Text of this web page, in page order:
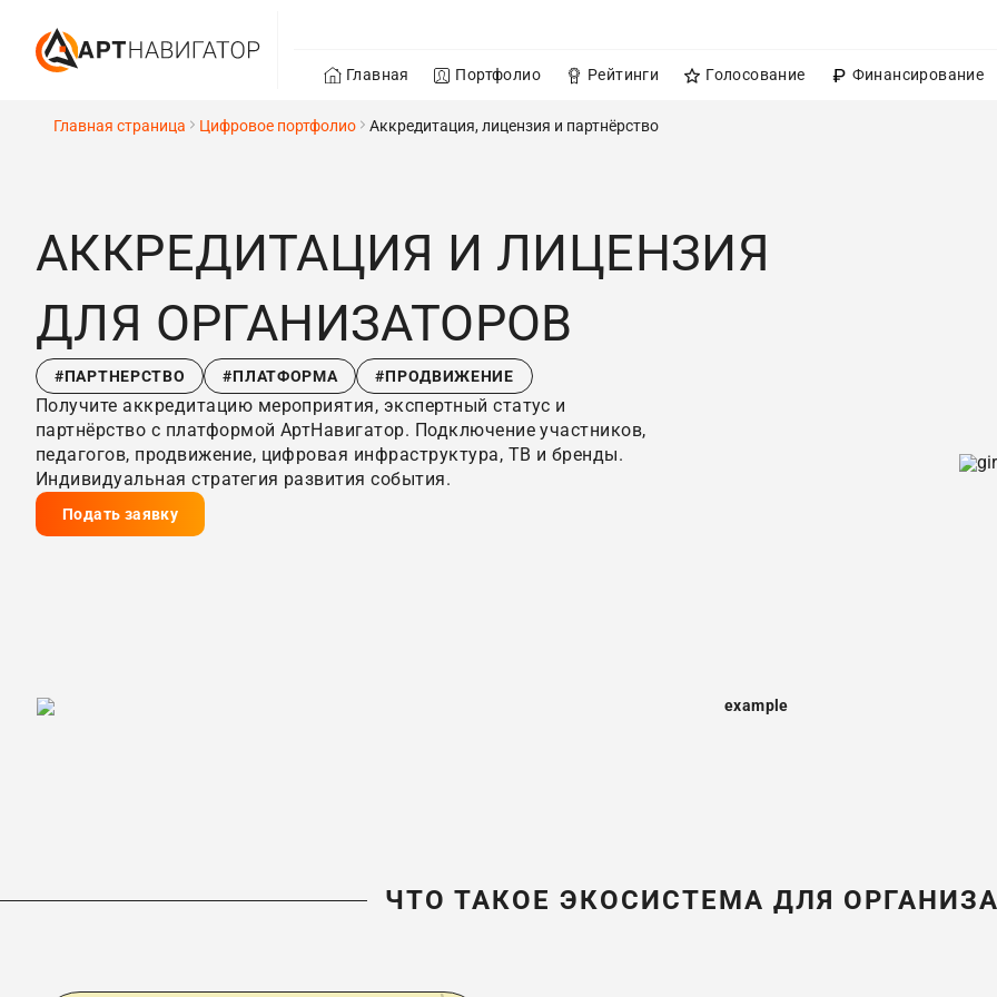
Главная Портфолио Рейтинги Голосование Финансирование
Главная страница Цифровое портфолио Аккредитация, лицензия и партнёрство
АККРЕДИТАЦИЯ И ЛИЦЕНЗИЯ
ДЛЯ ОРГАНИЗАТОРОВ
#ПАРТНЕРСТВО #ПЛАТФОРМА #ПРОДВИЖЕНИЕ
Получите аккредитацию мероприятия, экспертный статус и
партнёрство с платформой АртНавигатор. Подключение участников,
педагогов, продвижение, цифровая инфраструктура, ТВ и бренды.
Индивидуальная стратегия развития события.
Подать заявку
ЧТО ТАКОЕ ЭКОСИСТЕМА ДЛЯ